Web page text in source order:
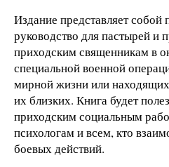
Издание представляет собой
руководство для пастырей и
приходским священникам в
специальной военной
мирной жизни или
их близких. Книга будет
приходским социальным
психологам и всем, кто
боевых действий.